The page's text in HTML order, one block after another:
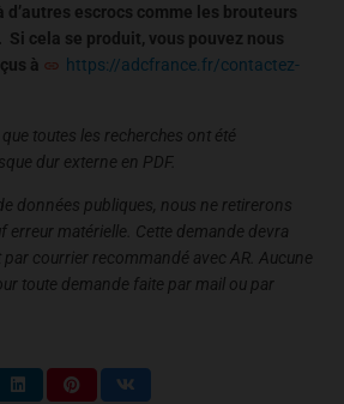
escrocs comme les brouteurs
Si cela se produit, vous pouvez nous
à
https://adcfrance.fr/contactez-
toutes les recherches ont été
dur externe en PDF.
données publiques, nous ne retirerons
erreur matérielle. Cette demande devra
courrier recommandé avec AR. Aucune
toute demande faite par mail ou par